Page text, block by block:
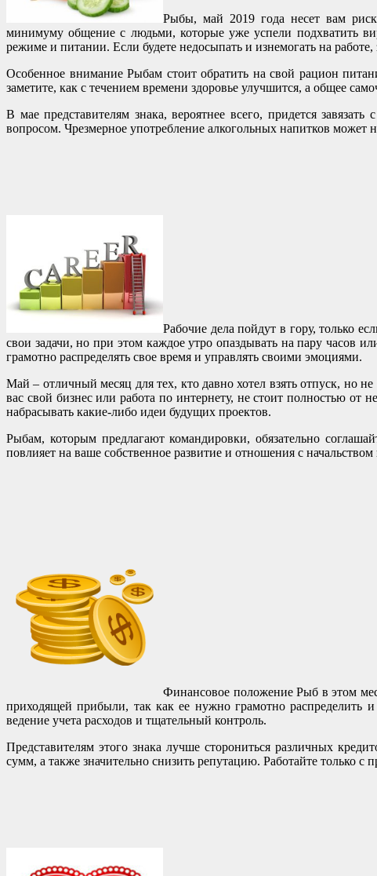
Рыбы, май 2019 года несет вам риск
минимуму общение с людьми, которые уже успели подхватить
режиме и питании. Если будете недосыпать и изнемогать на работе,
Особенное внимание Рыбам стоит обратить на свой рацион
заметите, как с течением времени здоровье улучшится, а общее
В мае представителям знака, вероятнее всего, придется
вопросом. Чрезмерное употребление алкогольных напитков может
Рабочие дела пойдут в гору, только
свои задачи, но при этом каждое утро опаздывать на пару часов
грамотно распределять свое время и управлять своими эмоциями.
Май – отличный месяц для тех, кто давно хотел взять отпуск, но
вас свой бизнес или работа по интернету, не стоит полностью от
набрасывать какие-либо идеи будущих проектов.
Рыбам, которым предлагают командировки, обязательно
повлияет на ваше собственное развитие и отношения с
Финансовое положение Рыб в этом
приходящей прибыли, так как ее нужно грамотно распределить
ведение учета расходов и тщательный контроль.
Представителям этого знака лучше сторониться различных
сумм, а также значительно снизить репутацию. Работайте только